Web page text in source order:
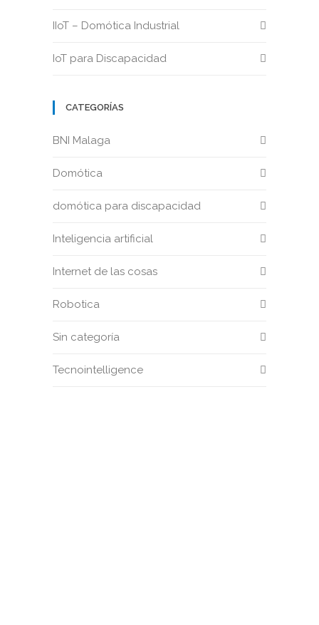
IIoT – Domótica Industrial
IoT para Discapacidad
CATEGORÍAS
BNI Malaga
Domótica
domótica para discapacidad
Inteligencia artificial
Internet de las cosas
Robotica
Sin categoría
Tecnointelligence